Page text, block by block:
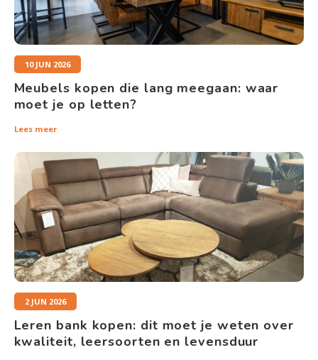
10 JUN 2026
Meubels kopen die lang meegaan: waar
moet je op letten?
Lees meer
2 JUN 2026
Leren bank kopen: dit moet je weten over
kwaliteit, leersoorten en levensduur